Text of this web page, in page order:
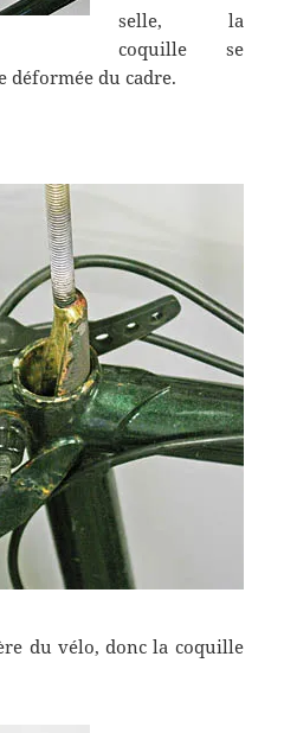
selle, la
coquille se
déformée du cadre.
du vélo, donc la coquille